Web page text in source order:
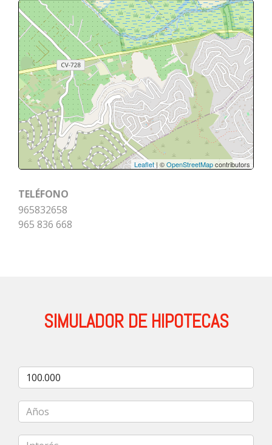
Leaflet| ©OpenStreetMapcontributors
TELÉFONO
965832658
965 836 668
SIMULADOR DE HIPOTECAS